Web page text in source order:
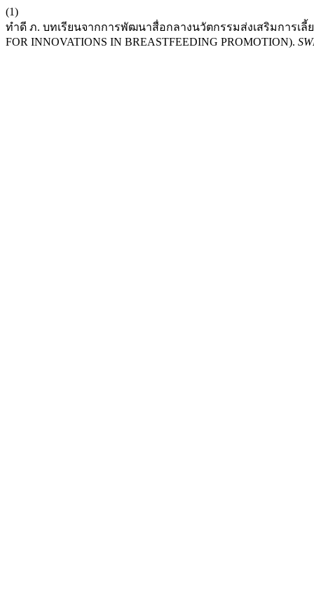
(1)
ทำดี ภ. บทเรียนจากการพัฒนาสื่อกลางนวัตกรรมส่งเสริมการเลี้ย
FOR INNOVATIONS IN BREASTFEEDING PROMOTION).